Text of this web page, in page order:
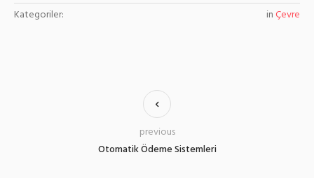
Kategoriler:
inÇevre
Otomatik Ödeme Sistemleri
previous